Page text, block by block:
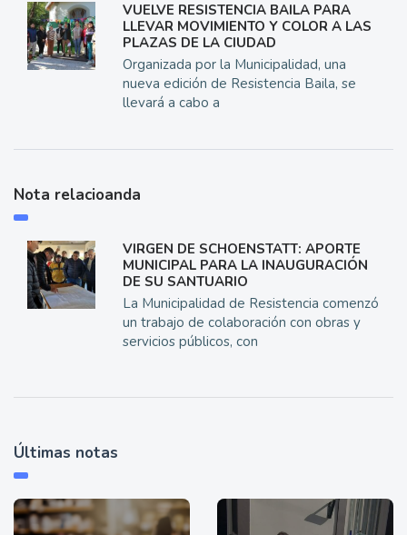
VUELVE RESISTENCIA BAILA PARA
LLEVAR MOVIMIENTO Y COLOR A LAS
PLAZAS DE LA CIUDAD
Organizada por la Municipalidad, una
nueva edición de Resistencia Baila, se
llevará a cabo a
Nota relacioanda
VIRGEN DE SCHOENSTATT: APORTE
MUNICIPAL PARA LA INAUGURACIÓN
DE SU SANTUARIO
La Municipalidad de Resistencia comenzó
un trabajo de colaboración con obras y
servicios públicos, con
Últimas notas